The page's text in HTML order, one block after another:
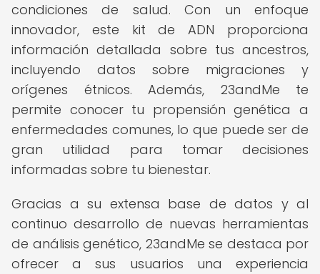
condiciones de salud. Con un enfoque
innovador, este kit de ADN proporciona
información detallada sobre tus ancestros,
incluyendo datos sobre migraciones y
orígenes étnicos. Además, 23andMe te
permite conocer tu propensión genética a
enfermedades comunes, lo que puede ser de
gran utilidad para tomar decisiones
informadas sobre tu bienestar.
Gracias a su extensa base de datos y al
continuo desarrollo de nuevas herramientas
de análisis genético, 23andMe se destaca por
ofrecer a sus usuarios una experiencia